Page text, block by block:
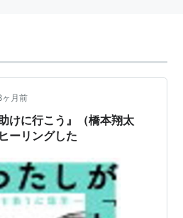
ヶ月前
けに行こう』（橋本翔太
ーリングした